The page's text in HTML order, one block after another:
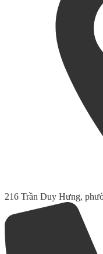
216 Trần Duy Hưng,